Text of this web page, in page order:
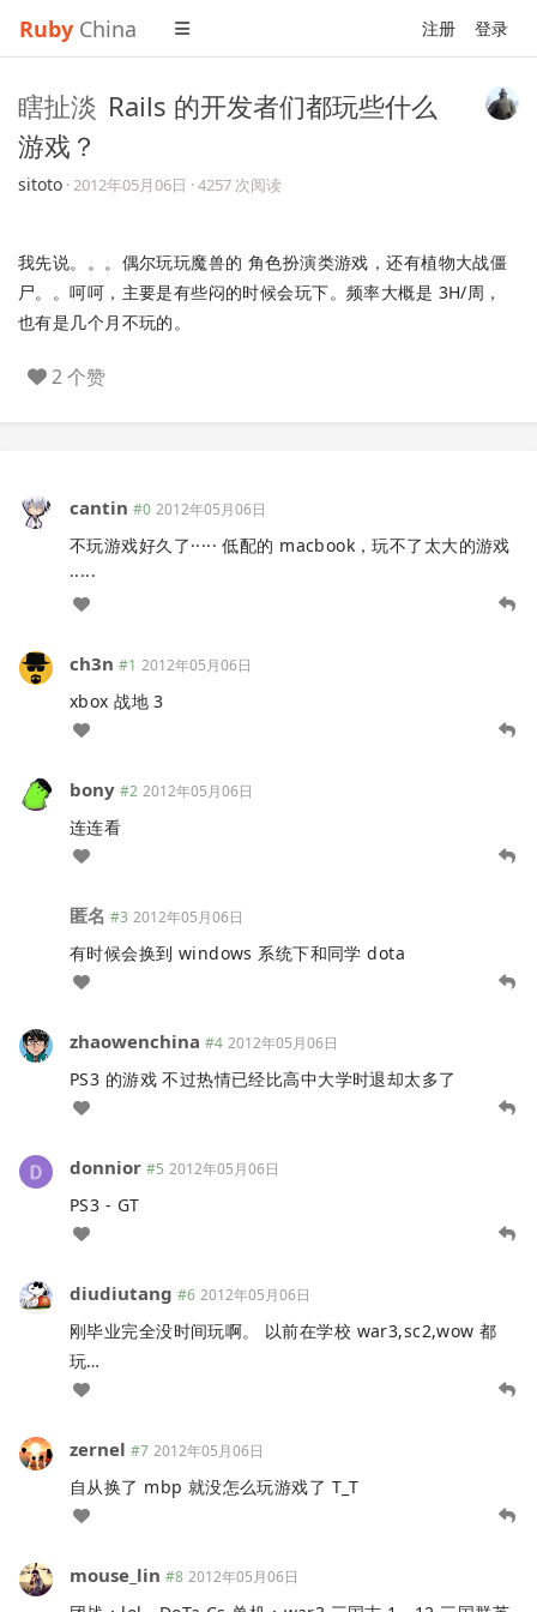
Ruby China 注册 登录
瞎扯淡 Rails 的开发者们都玩些什么
游戏？
sitoto ·2012年05月06日 · 4257 次阅读
我先说。。。偶尔玩玩魔兽的 角色扮演类游戏，还有植物大战僵
尸。。呵呵，主要是有些闷的时候会玩下。频率大概是 3H/周，
也有是几个月不玩的。
2 个赞
cantin #0 2012年05月06日
不玩游戏好久了····· 低配的 macbook，玩不了太大的游戏
·····
ch3n #1 2012年05月06日
xbox 战地 3
bony #2 2012年05月06日
连连看
匿名 #3 2012年05月06日
有时候会换到 windows 系统下和同学 dota
zhaowenchina #4 2012年05月06日
PS3 的游戏 不过热情已经比高中大学时退却太多了
donnior #5 2012年05月06日
PS3 - GT
diudiutang #6 2012年05月06日
刚毕业完全没时间玩啊。 以前在学校 war3,sc2,wow 都
玩…
zernel #7 2012年05月06日
自从换了 mbp 就没怎么玩游戏了 T_T
mouse_lin #8 2012年05月06日